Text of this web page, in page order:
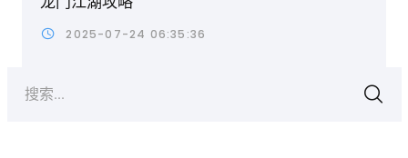
2025-07-24 06:35:36
搜索...